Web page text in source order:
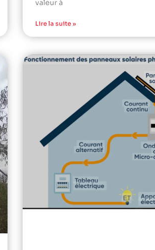
valeur à
Lire la suite »